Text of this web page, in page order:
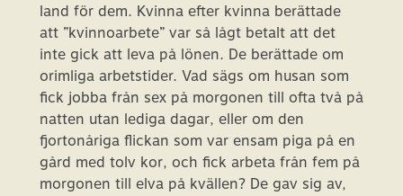
land för dem. Kvinna efter kvinna berättade
att ”kvinnoarbete” var så lågt betalt att det
inte gick att leva på lönen. De berättade om
orimliga arbetstider. Vad sägs om husan som
fick jobba från sex på morgonen till ofta två på
natten utan lediga dagar, eller om den
fjortonåriga flickan som var ensam piga på en
gård med tolv kor, och fick arbeta från fem på
morgonen till elva på kvällen? De gav sig av,